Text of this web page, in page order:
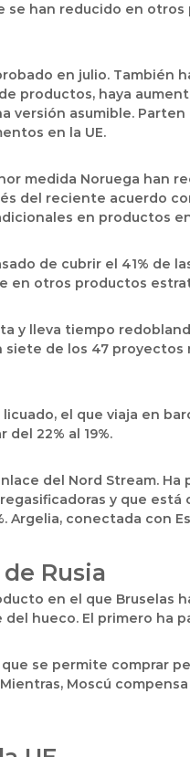
se han reducido en
en julio. También
productos, haya
asumible.
en la UE.
medida Noruega han
del reciente acuerdo
en productos
de cubrir el 41% de
en otros productos
y lleva tiempo
siete de los 47
el que viaja en
22% al 19%.
del Nord Stream. Ha
y que
conectada con
Rusia
en el que Bruselas
hueco. El primero ha
se permite comprar
Moscú